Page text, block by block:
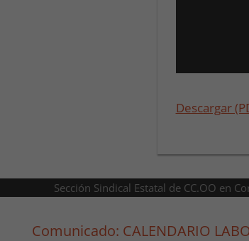
Descargar
Sección Sindical Estatal de CC.OO en
Comunicado: CALENDARIO